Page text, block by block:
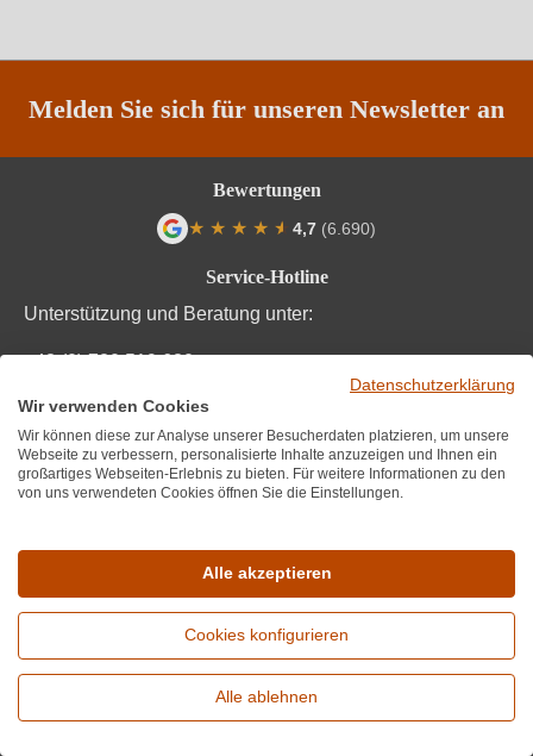
Melden Sie sich für unseren Newsletter an
Service-Hotline
Unterstützung und Beratung unter:
+43 (0) 720 519 680
Mo-Fr, 10:00 - 17:00 Uhr
Mail:info@wirwinzer.at
Informationen
Über uns
Hilfe / FAQ
Bewertungen
★ ★ ★ ★ ★
★ 4,7 (6.690)
Erweiterte Suche
Datenschutzerklärung
Wir verwenden Cookies
Wir können diese zur Analyse unserer Besucherdaten platzieren, um unsere
Webseite zu verbessern, personalisierte Inhalte anzuzeigen und Ihnen ein
großartiges Webseiten-Erlebnis zu bieten. Für weitere Informationen zu den
von uns verwendeten Cookies öffnen Sie die Einstellungen.
Alle akzeptieren
Cookies konfigurieren
Alle ablehnen